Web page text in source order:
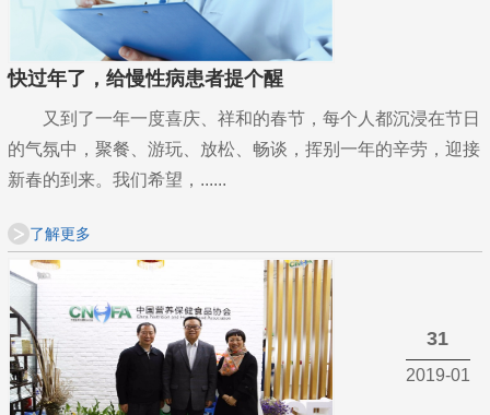
快过年了，给慢性病患者提个醒
又到了一年一度喜庆、祥和的春节，每个人都沉浸在节日
的气氛中，聚餐、游玩、放松、畅谈，挥别一年的辛劳，迎接
新春的到来。我们希望，......
了解更多
31
2019-01